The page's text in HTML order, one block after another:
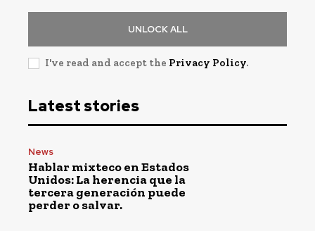
UNLOCK ALL
I've read and accept the Privacy Policy.
Latest stories
News
Hablar mixteco en Estados
Unidos: La herencia que la
tercera generación puede
perder o salvar.